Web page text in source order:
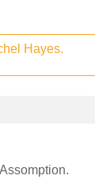
Hayes.